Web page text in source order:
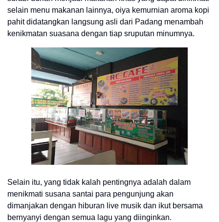
selain menu makanan lainnya, oiya kemurnian aroma kopi
pahit didatangkan langsung asli dari Padang menambah
kenikmatan suasana dengan tiap sruputan minumnya.
Selain itu, yang tidak kalah pentingnya adalah dalam
menikmati susana santai para pengunjung akan
dimanjakan dengan hiburan live musik dan ikut bersama
bernyanyi dengan semua lagu yang diinginkan.